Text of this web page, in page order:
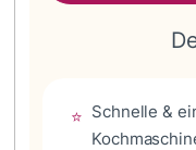
⭐ Schnelle &